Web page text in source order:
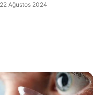
22 Ağustos 2024